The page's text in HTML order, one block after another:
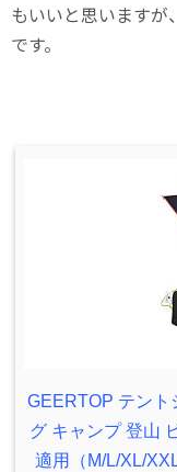
もいいと思いますが
です。
GEERTOP テント
グ キャンプ 登山
適用（M/L/XL/